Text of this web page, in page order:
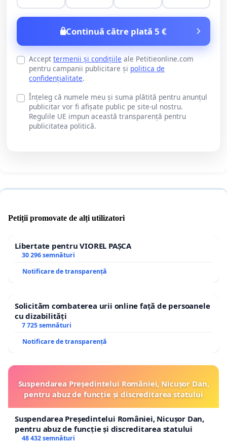
Continuă către plată 5 €
Accept termenii și condițiile ale Petitieonline.com
pentru campanii publicitare și politica de
confidențialitate.
Înțeleg că numele meu și suma plătită pentru anunțul
publicitar vor fi afișate public pe site-ul nostru.
Regulile UE impun această transparență pentru
publicitatea politică.
Petiții promovate de alți utilizatori
Libertate pentru VIOREL PAȘCA
30 296 semnături
Notificare de transparență
Solicităm combaterea urii online față de persoanele
cu dizabilități
7 725 semnături
Notificare de transparență
Suspendarea Președintelui României, Nicușor Dan,
pentru abuz de funcție și discreditarea statului
Suspendarea Președintelui României, Nicușor Dan,
pentru abuz de funcție și discreditarea statului
48 432 semnături